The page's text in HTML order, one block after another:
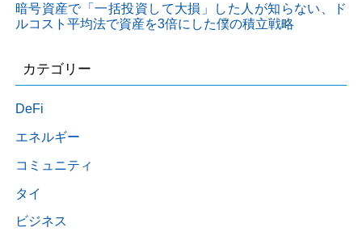
暗号資産で「一括投資して大損」した人が知らない、ド
ルコスト平均法で資産を3倍にした僕の積立戦略
カテゴリー
DeFi
エネルギー
コミュニティ
タイ
ビジネス